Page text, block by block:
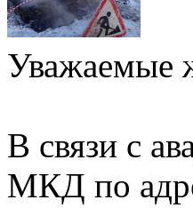
Уважаемые
В связи с
МКД по